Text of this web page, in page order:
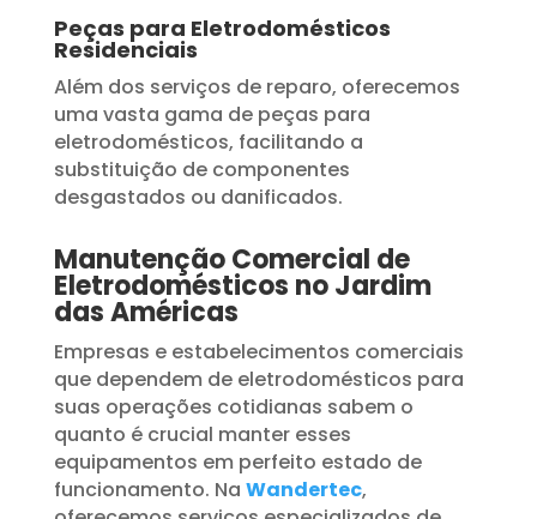
Peças para Eletrodomésticos
Residenciais
Além dos serviços de reparo, oferecemos
uma vasta gama de peças para
eletrodomésticos, facilitando a
substituição de componentes
desgastados ou danificados.
Manutenção Comercial de
Eletrodomésticos no Jardim
das Américas
Empresas e estabelecimentos comerciais
que dependem de eletrodomésticos para
suas operações cotidianas sabem o
quanto é crucial manter esses
equipamentos em perfeito estado de
funcionamento. Na Wandertec,